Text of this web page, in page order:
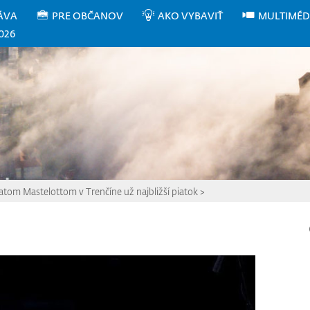
PRE OBČANOV AKO VYBAVIŤ
Mastelottom v Trenčíne už najbližší piatok>